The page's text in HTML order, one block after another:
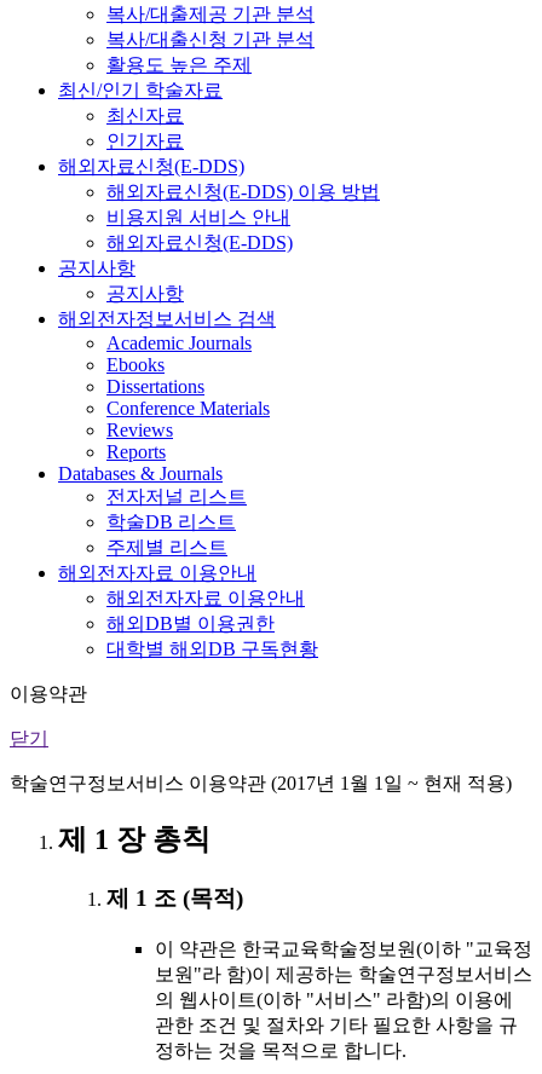
복사/대출제공 기관 분석
복사/대출신청 기관 분석
활용도 높은 주제
최신/인기 학술자료
최신자료
인기자료
해외자료신청(E-DDS)
해외자료신청(E-DDS) 이용 방법
비용지원 서비스 안내
해외자료신청(E-DDS)
공지사항
공지사항
해외전자정보서비스 검색
Academic Journals
Ebooks
Dissertations
Conference Materials
Reviews
Reports
Databases & Journals
전자저널 리스트
학술DB 리스트
주제별 리스트
해외전자자료 이용안내
해외전자자료 이용안내
해외DB별 이용권한
대학별 해외DB 구독현황
이용약관
닫기
학술연구정보서비스 이용약관 (2017년 1월 1일 ~ 현재 적용)
제 1 장 총칙
제 1 조 (목적)
이 약관은 한국교육학술정보원(이하 "교육정
보원"라 함)이 제공하는 학술연구정보서비스
의 웹사이트(이하 "서비스" 라함)의 이용에
관한 조건 및 절차와 기타 필요한 사항을 규
정하는 것을 목적으로 합니다.